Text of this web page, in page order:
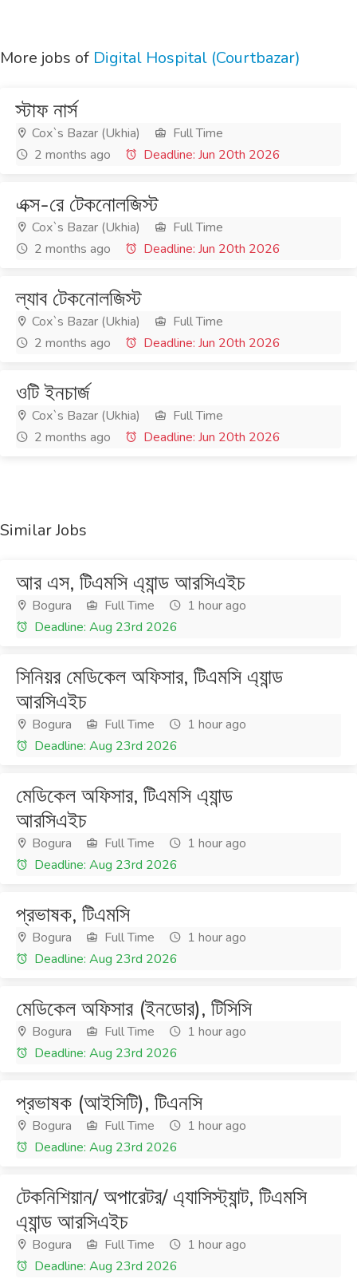
More jobs of Digital Hospital (Courtbazar)
স্টাফ নার্স
Cox`s Bazar (Ukhia)
Full Time
2 months ago
Deadline: Jun 20th 2026
এক্স-রে টেকনোলজিস্ট
Cox`s Bazar (Ukhia)
Full Time
2 months ago
Deadline: Jun 20th 2026
ল্যাব টেকনোলজিস্ট
Cox`s Bazar (Ukhia)
Full Time
2 months ago
Deadline: Jun 20th 2026
ওটি ইনচার্জ
Cox`s Bazar (Ukhia)
Full Time
2 months ago
Deadline: Jun 20th 2026
Similar Jobs
আর এস, টিএমসি এ্যান্ড আরসিএইচ
Bogura Full Time
1 hour ago
Deadline: Aug 23rd 2026
সিনিয়র মেডিকেল অফিসার, টিএমসি এ্যান্ড
আরসিএইচ
Bogura Full Time
1 hour ago
Deadline: Aug 23rd 2026
মেডিকেল অফিসার, টিএমসি এ্যান্ড
আরসিএইচ
Bogura Full Time
1 hour ago
Deadline: Aug 23rd 2026
প্রভাষক, টিএমসি
Bogura Full Time
1 hour ago
Deadline: Aug 23rd 2026
মেডিকেল অফিসার (ইনডোর), টিসিসি
Bogura Full Time
1 hour ago
Deadline: Aug 23rd 2026
প্রভাষক (আইসিটি), টিএনসি
Bogura Full Time
1 hour ago
Deadline: Aug 23rd 2026
টেকনিশিয়ান/ অপারেটর/ এ্যাসিস্ট্যান্ট, টিএমসি
এ্যান্ড আরসিএইচ
Bogura Full Time
1 hour ago
Deadline: Aug 23rd 2026